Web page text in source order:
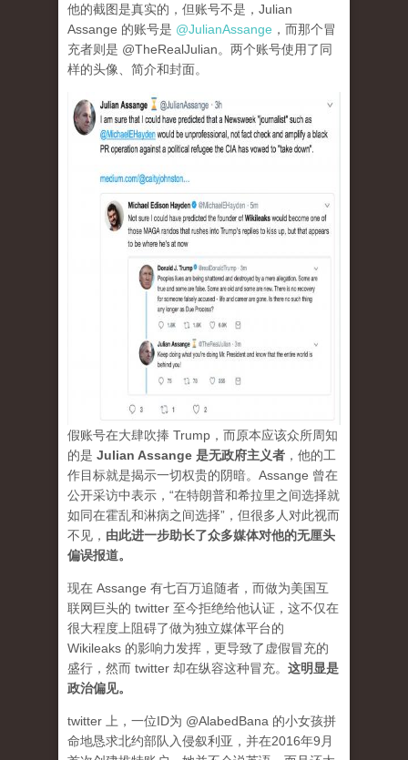
他的截图是真实的，但账号不是，Julian
Assange 的账号是 @JulianAssange ，而那个冒
充者则是 @TheRealJulian。两个账号使用了同
样的头像、简介和封面。
假账号在大肆吹捧 Trump，而原本应该众所周知
的是 Julian Assange 是无政府主义者 ，他的工
作目标就是揭示一切权贵的阴暗。Assange 曾在
公开采访中表示，“在特朗普和希拉里之间选择就
如同在霍乱和淋病之间选择”，但很多人对此视而
不见， 由此进一步助长了众多媒体对他的无厘头
偏误报道。
现在 Assange 有七百万追随者，而做为美国互
联网巨头的 twitter 至今拒绝给他认证，这不仅在
很大程度上阻碍了做为独立媒体平台的
Wikileaks 的影响力发挥，更导致了虚假冒充的
盛行，然而 twitter 却在纵容这种冒充。 这明显是
政治偏见。
twitter 上，一位ID为 @AlabedBana 的小女孩拼
命地恳求北约部队入侵叙利亚，并在2016年9月